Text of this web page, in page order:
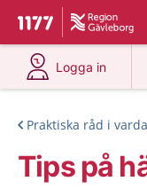
Till startsidan för
Du har valt
Logga in
på 1177.se
Praktiska råd i
Tips på